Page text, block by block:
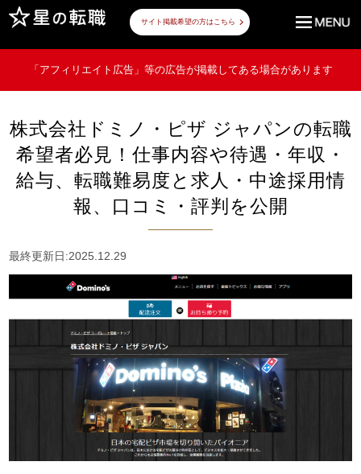
サイト掲載希望の方はこちら
「アフィリエイト広告」等の広告が掲載してある場合があります
株式会社ドミノ・ピザ ジャパンの転職
希望者必見！仕事内容や待遇・年収・
給与、転職難易度と求人・中途採用情
報、口コミ・評判を公開
最終更新日:2025.12.29